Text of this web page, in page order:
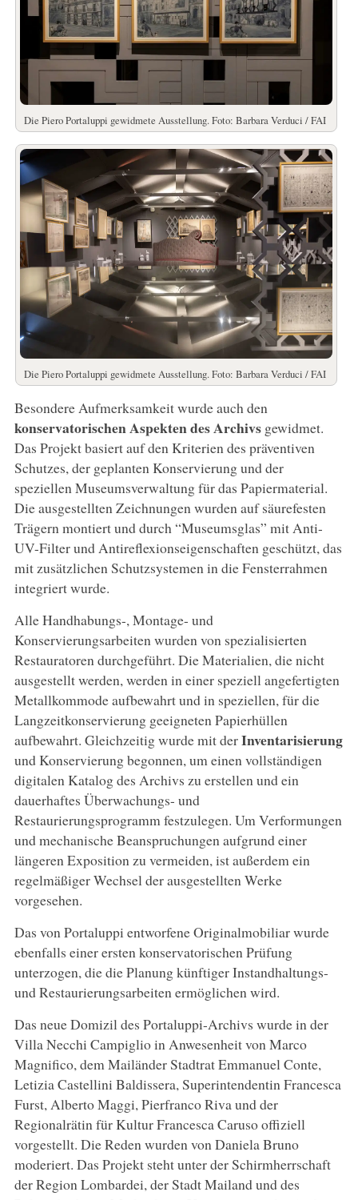
Die Piero Portaluppi gewidmete Ausstellung. Foto: Barbara Verduci / FAI
Die Piero Portaluppi gewidmete Ausstellung. Foto: Barbara Verduci / FAI
Besondere Aufmerksamkeit wurde auch den
konservatorischen Aspekten des Archivsgewidmet.
Das Projekt basiert auf den Kriterien des präventiven
Schutzes, der geplanten Konservierung und der
speziellen Museumsverwaltung für das Papiermaterial.
Die ausgestellten Zeichnungen wurden auf säurefesten
Trägern montiert und durch “Museumsglas” mit Anti-
UV-Filter und Antireflexionseigenschaften geschützt, das
mit zusätzlichen Schutzsystemen in die Fensterrahmen
integriert wurde.
Alle Handhabungs-, Montage- und
Konservierungsarbeiten wurden von spezialisierten
Restauratoren durchgeführt. Die Materialien, die nicht
ausgestellt werden, werden in einer speziell angefertigten
Metallkommode aufbewahrt und in speziellen, für die
Langzeitkonservierung geeigneten Papierhüllen
aufbewahrt. Gleichzeitig wurde mit derInventarisierung
und Konservierung begonnen, um einen vollständigen
digitalen Katalog des Archivs zu erstellen und ein
dauerhaftes Überwachungs- und
Restaurierungsprogramm festzulegen. Um Verformungen
und mechanische Beanspruchungen aufgrund einer
längeren Exposition zu vermeiden, ist außerdem ein
regelmäßiger Wechsel der ausgestellten Werke
vorgesehen.
Das von Portaluppi entworfene Originalmobiliar wurde
ebenfalls einer ersten konservatorischen Prüfung
unterzogen, die die Planung künftiger Instandhaltungs-
und Restaurierungsarbeiten ermöglichen wird.
Das neue Domizil des Portaluppi-Archivs wurde in der
Villa Necchi Campiglio in Anwesenheit von Marco
Magnifico, dem Mailänder Stadtrat Emmanuel Conte,
Letizia Castellini Baldissera, Superintendentin Francesca
Furst, Alberto Maggi, Pierfranco Riva und der
Regionalrätin für Kultur Francesca Caruso offiziell
vorgestellt. Die Reden wurden von Daniela Bruno
moderiert. Das Projekt steht unter der Schirmherrschaft
der Region Lombardei, der Stadt Mailand und des